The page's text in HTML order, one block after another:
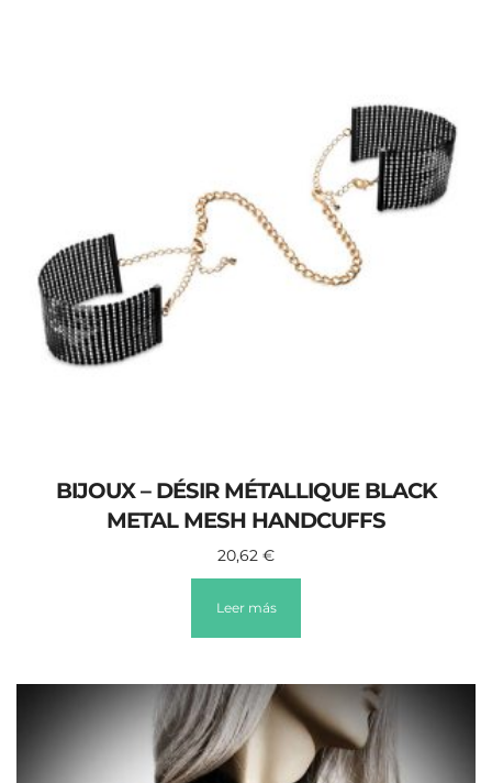
BIJOUX – DÉSIR MÉTALLIQUE BLACK
METAL MESH HANDCUFFS
20,62 €
Leer más